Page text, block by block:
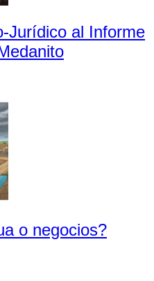
Jurídico al Informe
o negocios?